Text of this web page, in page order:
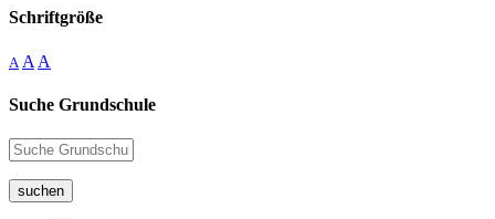
Schriftgröße
A A A
Suche Grundschule
suchen